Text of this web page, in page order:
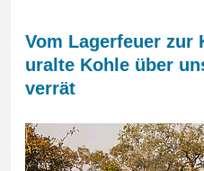
Vom Lagerfeuer zur
uralte Kohle über
verrät